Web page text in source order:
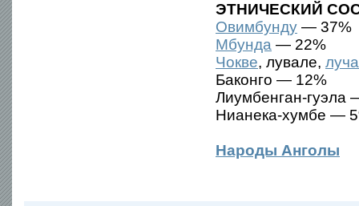
ЭТНИЧЕСКИЙ
Овимбунду — 37%
Мбунда — 22%
Чокве, лувале,
Баконго — 12%
Лиумбенган-гуэла
Нианека-хумбе —
Народы Анголы